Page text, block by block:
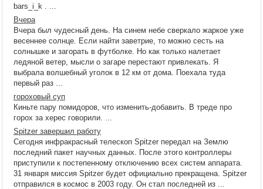
bars_i_k . ...
Вчера
Вчера был чудесный день. На синем небе сверкало жаркое уже
весеннее солнце. Если найти заветрие, то можно сесть на
солнышке и загорать в футболке. Но как только налетает
ледяной ветер, мысли о загаре перестают привлекать. Я
выбрала волшебный уголок в 12 км от дома. Поехала туда
первый раз ...
гороховый суп
Киньте пару помидоров, что изменить-добавить. В треде про
горох за херес говорили. ...
Spitzer завершил работу
Сегодня инфракрасный телескоп Spitzer передал на Землю
последний пакет научных данных. После этого контроллеры
приступили к постепенному отключению всех систем аппарата.
31 января миссия Spitzer будет официально прекращена. Spitzer
отправился в космос в 2003 году. Он стал последней из ...